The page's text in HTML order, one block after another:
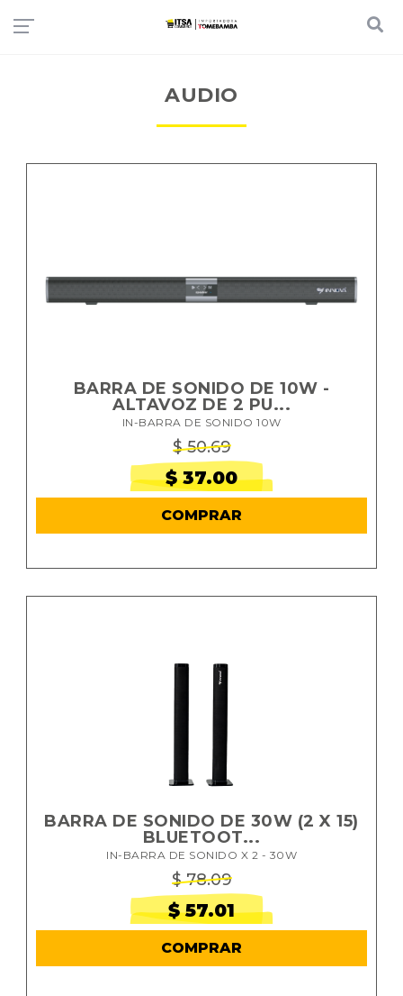
AUDIO
BARRA DE SONIDO DE 10W -
ALTAVOZ DE 2 PU...
IN-BARRA DE SONIDO 10W
$ 50.69
$ 37.00
COMPRAR
BARRA DE SONIDO DE 30W (2 X 15)
BLUETOOT...
IN-BARRA DE SONIDO X 2 - 30W
$ 78.09
$ 57.01
COMPRAR